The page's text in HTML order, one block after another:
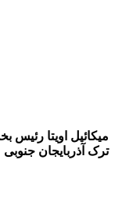
اویتا رئیس بخش
جنوبی